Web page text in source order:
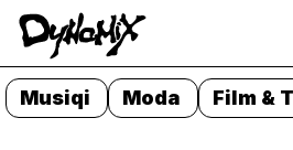
Skip
to
content
Musiqi Moda Film &